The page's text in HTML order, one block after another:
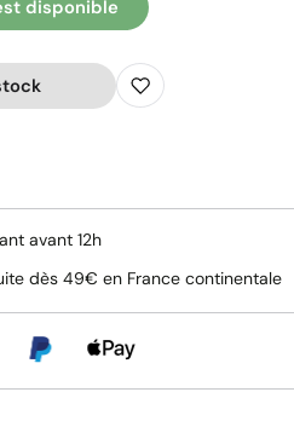
disponible
avant 12h
dès 49€ en France continentale